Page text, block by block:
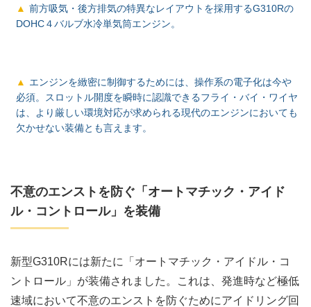
前方吸気・後方排気の特異なレイアウトを採用するG310Rの
DOHC４バルブ水冷単気筒エンジン。
エンジンを緻密に制御するためには、操作系の電子化は今や
必須。スロットル開度を瞬時に認識できるフライ・バイ・ワイヤ
は、より厳しい環境対応が求められる現代のエンジンにおいても
欠かせない装備とも言えます。
不意のエンストを防ぐ「オートマチック・アイド
ル・コントロール」を装備
新型G310Rには新たに「オートマチック・アイドル・コ
ントロール」が装備されました。これは、発進時など極低
速域において不意のエンストを防ぐためにアイドリング回